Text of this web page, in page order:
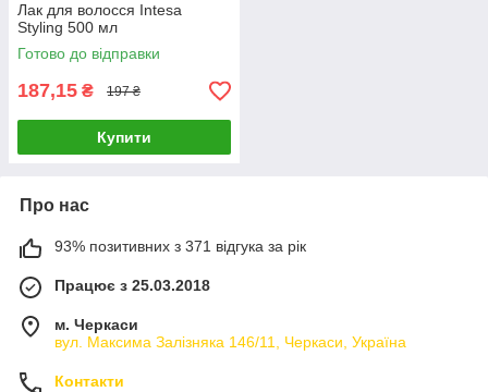
Лак для волосся Intesa
Styling 500 мл
Готово до відправки
187,15 ₴ 197 ₴
Купити
Про нас
93% позитивних з 371 відгука за рік
Працює з 25.03.2018
м. Черкаси
вул. Максима Залізняка 146/11, Черкаси, Україна
Контакти